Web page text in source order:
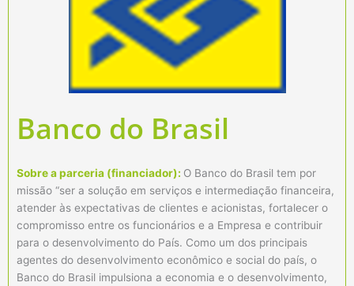
Banco do Brasil
Sobre a parceria (financiador): O Banco do Brasil tem por
missão “ser a solução em serviços e intermediação financeira,
atender às expectativas de clientes e acionistas, fortalecer o
compromisso entre os funcionários e a Empresa e contribuir
para o desenvolvimento do País. Como um dos principais
agentes do desenvolvimento econômico e social do país, o
Banco do Brasil impulsiona a economia e o desenvolvimento,